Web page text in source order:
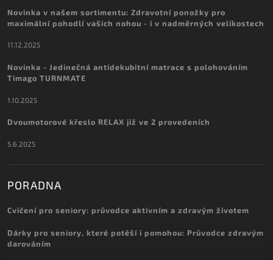
Novinka v našem sortimentu: Zdravotní ponožky pro
maximální pohodlí vašich nohou - i v nadměrných velikostech
11.12.2025
Novinka - Jedinečná antidekubitní matrace s polohováním
Timago TURNMATE
1.10.2025
Dvoumotorové křeslo RELAX již ve 2 provedeních
5.6.2025
PORADNA
Cvičení pro seniory: průvodce aktivním a zdravým životem
Dárky pro seniory, které potěší i pomohou: Průvodce zdravým
darováním